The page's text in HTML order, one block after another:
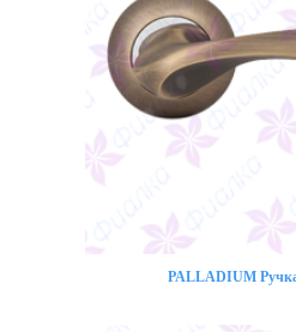
PALLADIUM